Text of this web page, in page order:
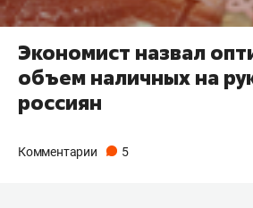
Экономист назвал
объем наличных на
россиян
Комментарии 5